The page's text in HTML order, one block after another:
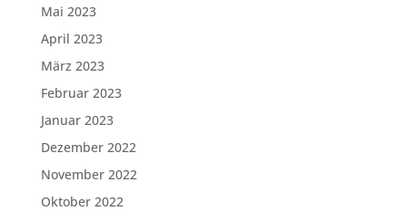
Mai 2023
April 2023
März 2023
Februar 2023
Januar 2023
Dezember 2022
November 2022
Oktober 2022